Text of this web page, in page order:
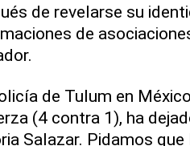
de revelarse su
de
de Tulum en
(4 contra 1), ha
Salazar. Pidamos